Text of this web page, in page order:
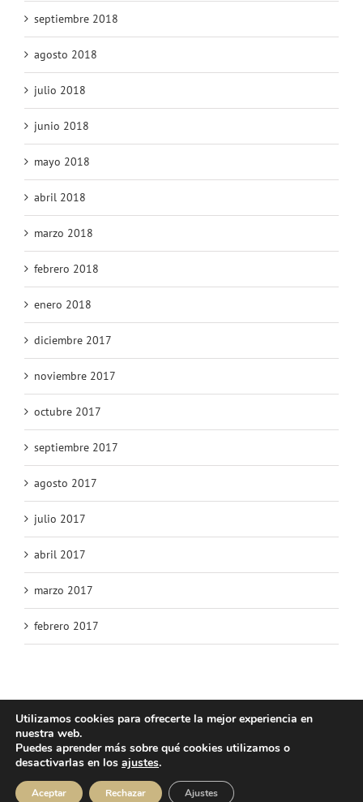
septiembre 2018
agosto 2018
julio 2018
junio 2018
mayo 2018
abril 2018
marzo 2018
febrero 2018
enero 2018
diciembre 2017
noviembre 2017
octubre 2017
septiembre 2017
agosto 2017
julio 2017
abril 2017
marzo 2017
febrero 2017
© Copyright 2025 | Atlos Eventos Deportivos -
Privacidad·Política Cookies
Instagram
FacebookYouTube
Utilizamos cookies para ofrecerte la mejor experiencia en
nuestra web.
Puedes aprender más sobre qué cookies utilizamos o
desactivarlas en los ajustes.
Aceptar Rechazar Ajustes